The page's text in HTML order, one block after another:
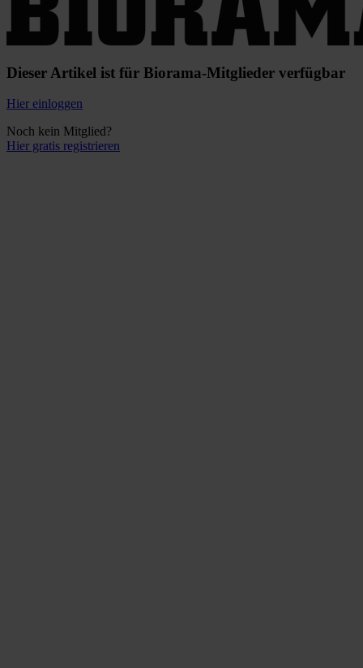
Dieser Artikel ist für Biorama-Mitglieder verfügbar
Hier einloggen
Noch kein Mitglied?
Hier gratis registrieren